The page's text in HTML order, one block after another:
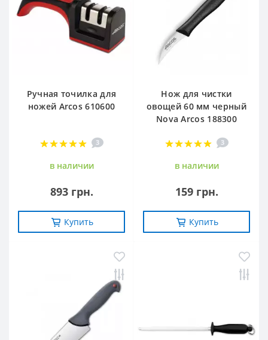
Ручная точилка для
ножей Arcos 610600
3
в наличии
893 грн.
Купить
Нож для чистки
овощей 60 мм черный
Nova Arcos 188300
3
в наличии
159 грн.
Купить